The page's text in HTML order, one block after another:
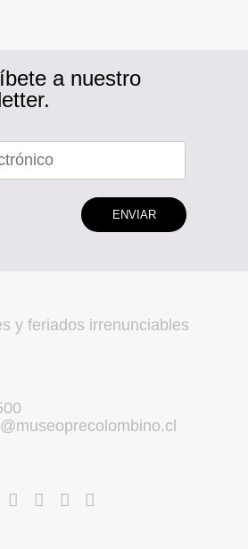
a nuestro
ENVIAR
y feriados irrenunciables